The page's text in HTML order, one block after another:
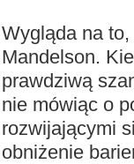
Wygląda na
Mandelson.
prawdziwą
nie mówiąc o
rozwijającymi
obniżenie